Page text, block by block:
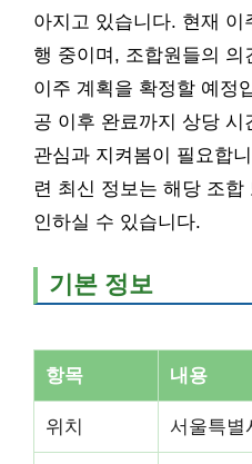
아지고 있습니다. 현재 이
행 중이며, 조합원들의 의
이주 계획을 확정할 예정
공 이후 완료까지 상당
관심과 지켜봄이 필요합
련 최신 정보는 해당 조
인하실 수 있습니다.
기본 정보
항목 내용
위치 서울특별